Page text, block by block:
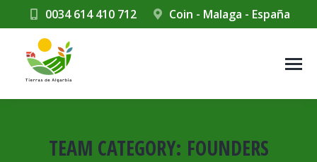
0034 614 410 712 Coin - Malaga - España
TEAM CATEGORY: FOUNDERS